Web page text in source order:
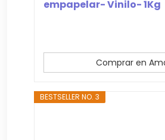
empapelar- Vinilo- 1Kg
Comprar en
BESTSELLER NO. 3